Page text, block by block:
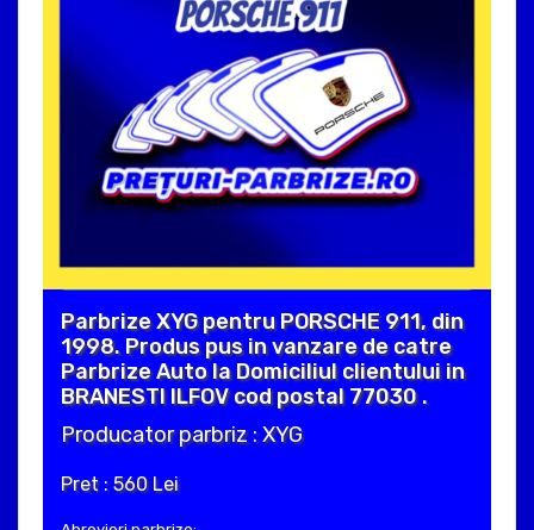
Parbrize XYG pentru PORSCHE 911, din
1998. Produs pus in vanzare de catre
Parbrize Auto la Domiciliul clientului in
BRANESTI ILFOV cod postal 77030 .
Producator parbriz : XYG
Pret : 560 Lei